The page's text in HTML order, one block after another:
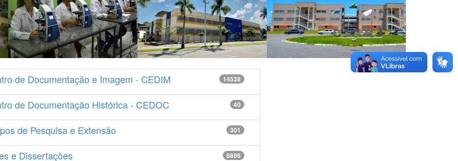
de Documentação e Imagem - CEDIM 14538
de Documentação Histórica - CEDOC 40
de Pesquisa e Extensão 301
e Dissertações 8886